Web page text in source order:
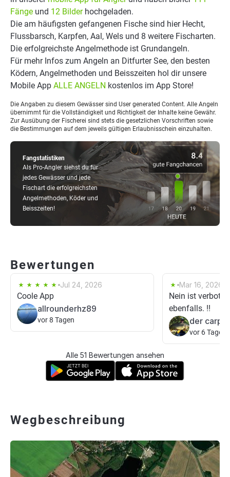
Fangstatistiken
Als Pro-Angler siehst du für
jedes Gewässer und jede
Fischart die erfolgreichsten
Angelmethoden, Köder und
Beisszeiten!
Fänge und 12 Bilderhochgeladen.
Die am häufigsten gefangenen Fische sind hier Hecht,
Flussbarsch, Karpfen, Aal, Wels und 8 weitere Fischarten.
Die erfolgreichste Angelmethode ist Grundangeln.
Für mehr Infos zum Angeln an Ditfurter See, den besten
Ködern, Angelmethoden und Beisszeiten hol dir unsere
Mobile App ALLE ANGELN kostenlos im App Store!
Die Angaben zu diesem Gewässer sind User generated Content. Alle Angeln
übernimmt für die Vollständigkeit und Richtigkeit der Inhalte keine Gewähr.
Zur Ausübung der Fischerei sind stets die gesetzlichen Vorschriften sowie
die Bestimmungen auf dem jeweils gültigen Erlaubnisschein einzuhalten.
Bewertungen
Jul 24, 2026
Coole App
allrounderhz89
vor 8 Tagen
Mar 16, 2026
Nein ist
ebenfalls. !!
der carp-
vor 6 Tagen
Alle 51 Bewertungen ansehen
Wegbeschreibung